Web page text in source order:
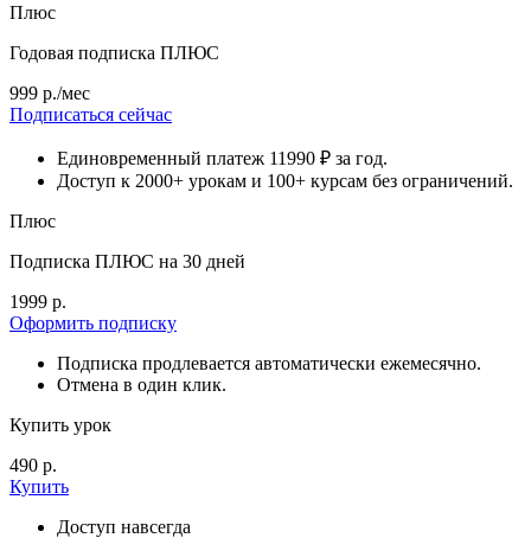
Плюс
Годовая подписка ПЛЮС
999 р./мес
Подписаться сейчас
Единовременный платеж 11990 ₽ за год.
Доступ к 2000+ урокам и 100+ курсам без ограничений.
Плюс
Подписка ПЛЮС на 30 дней
1999 р.
Оформить подписку
Подписка продлевается автоматически ежемесячно.
Отмена в один клик.
Купить урок
490 р.
Купить
Доступ навсегда